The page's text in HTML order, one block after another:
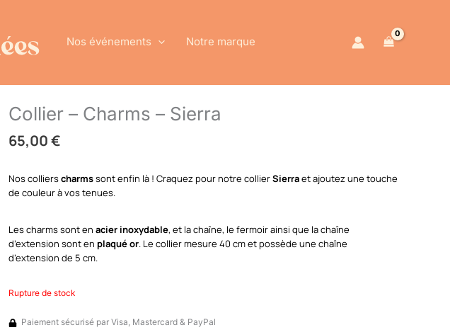
Nos événements Notre marque
Collier – Charms – Sierra
65,00€
Nos collierscharmssont enfin là ! Craquez pour notre collierSierraet ajoutez une touche
de couleur à vos tenues.
Les charms sont en acier inoxydable, et la chaîne, le fermoir ainsi que la chaîne
d’extension sont en plaqué or. Le collier mesure 40 cm et possède une chaîne
d’extension de 5 cm.
Rupture de stock
Paiement sécurisé par Visa, Mastercard & PayPal